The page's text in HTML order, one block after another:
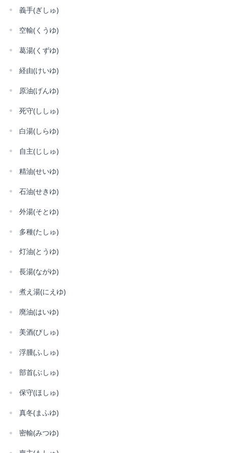
義手(ぎしゅ)
空輸(くうゆ)
葛湯(くずゆ)
経由(けいゆ)
原油(げんゆ)
死守(ししゅ)
白湯(しらゆ)
自主(じしゅ)
精油(せいゆ)
石油(せきゆ)
外湯(そとゆ)
多種(たしゅ)
灯油(とうゆ)
長湯(ながゆ)
煮え湯(にえゆ)
廃油(はいゆ)
美酒(びしゅ)
浮腫(ふしゅ)
部首(ぶしゅ)
保守(ほしゅ)
真冬(まふゆ)
密輸(みつゆ)